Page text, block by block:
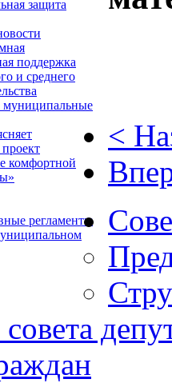
защита
поддержка
и среднего
муниципальные
комфортной
регламенты
<